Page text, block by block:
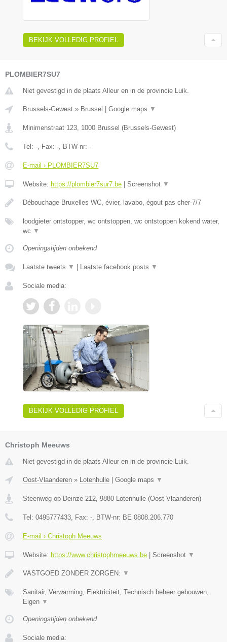
BEKIJK VOLLEDIG PROFIEL
PLOMBIER7SU7
Niet gevestigd in de plaats Alleur en in de provincie Luik.
Brussels-Gewest » Brussel Google maps ▼
Minimenstraat 123, 1000 Brussel (Brussels-Gewest)
Tel: -, Fax: -, BTW-nr: -
E-mail › PLOMBIER7SU7
Website: https://plombier7sur7.be Screenshot ▼
Débouchage Bruxelles WC, évier, lavabo, égout pas cher-7/7
loodgieter ontstopper, wc ontstoppen, wc ontstoppen kokend water,
wc ▼
Openingstijden onbekend
Laatste tweets ▼ Laatste facebook posts ▼
Sociale media:
BEKIJK VOLLEDIG PROFIEL
Christoph Meeuws
Niet gevestigd in de plaats Alleur en in de provincie Luik.
Oost-Vlaanderen » Lotenhulle Google maps ▼
Steenweg op Deinze 212 9880 Lotenhulle (Oost-Vlaanderen)
Tel: 0495777433 , Fax: - , BTW-nr: BE 0808.206.770
E-mail › Christoph Meeuws
Website: https://www.christophmeeuws.be Screenshot ▼
VASTGOED ZONDER ZORGEN: ▼
Sanitair, Verwarming, Elektriciteit, Technisch beheer gebouwen,
Eigen ▼
Openingstijden onbekend
Sociale media: